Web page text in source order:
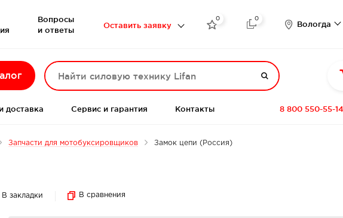
Вопросы
и ответы
Оставить заявку 
0

0
Вологда
доставка Сервис и гарантия Контакты 8 800 550-55-14
Запчасти для мотобуксировщиков Замок цепи (Россия)
В закладки В сравнения